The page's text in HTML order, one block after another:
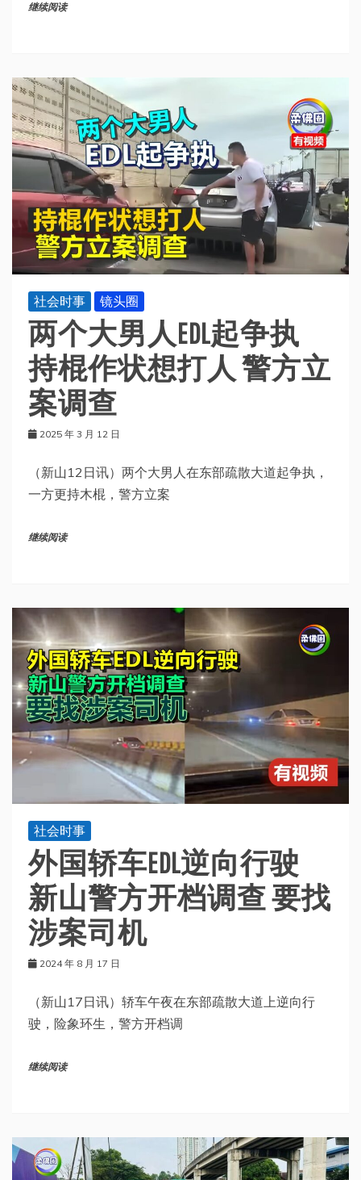
继续阅读
社会时事 镜头圈
两个大男人EDL起争执
持棍作状想打人 警方立
案调查
2025 年 3 月 12 日
（新山12日讯）两个大男人在东部疏散大道起争执，
一方更持木棍，警方立案
继续阅读
社会时事
外国轿车EDL逆向行驶
新山警方开档调查 要找
涉案司机
2024 年 8 月 17 日
（新山17日讯）轿车午夜在东部疏散大道上逆向行
驶，险象环生，警方开档调
继续阅读